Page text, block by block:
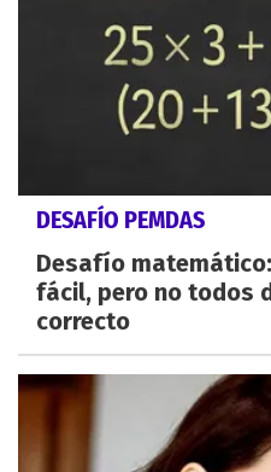
DESAFÍO PEMDAS
Desafío
fácil, pero no todos
correcto